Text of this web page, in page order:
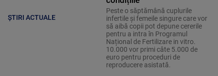
ȘTIRI ACTUALE
Peste o săptămână cuplurile
infertile și femeile singure care vor
să aibă copii pot depune cererile
pentru a intra în Programul
Național de Fertilizare in vitro.
10.000 vor primi câte 5.000 de
euro pentru proceduri de
reproducere asistată.